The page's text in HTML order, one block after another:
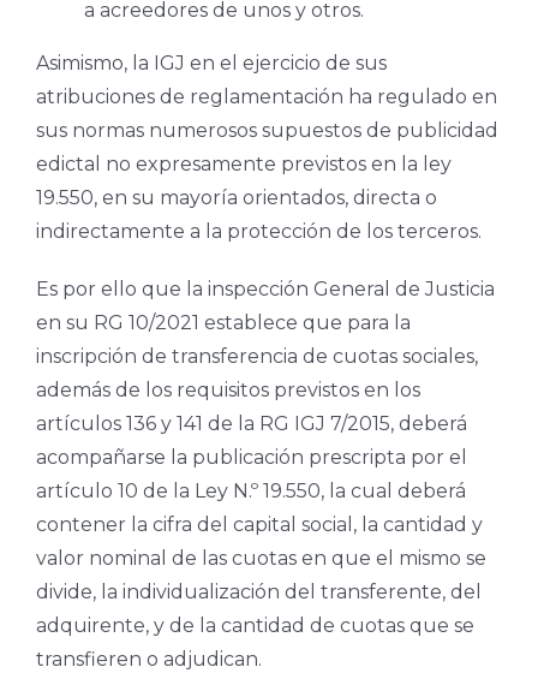
a acreedores de unos y otros.
Asimismo, la IGJ en el ejercicio de sus
atribuciones de reglamentación ha regulado en
sus normas numerosos supuestos de publicidad
edictal no expresamente previstos en la ley
19.550, en su mayoría orientados, directa o
indirectamente a la protección de los terceros.
Es por ello que la inspección General de Justicia
en su RG 10/2021 establece que para la
inscripción de transferencia de cuotas sociales,
además de los requisitos previstos en los
artículos 136 y 141 de la RG IGJ 7/2015, deberá
acompañarse la publicación prescripta por el
artículo 10 de la Ley N.º 19.550, la cual deberá
contener la cifra del capital social, la cantidad y
valor nominal de las cuotas en que el mismo se
divide, la individualización del transferente, del
adquirente, y de la cantidad de cuotas que se
transfieren o adjudican.